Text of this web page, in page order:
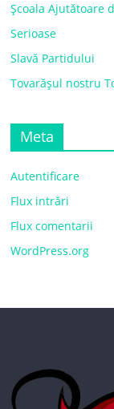
Școala Ajutătoare
Serioase
Slavă Partidului
Tovarășul nostru
Meta
Autentificare
Flux intrări
Flux comentarii
WordPress.org